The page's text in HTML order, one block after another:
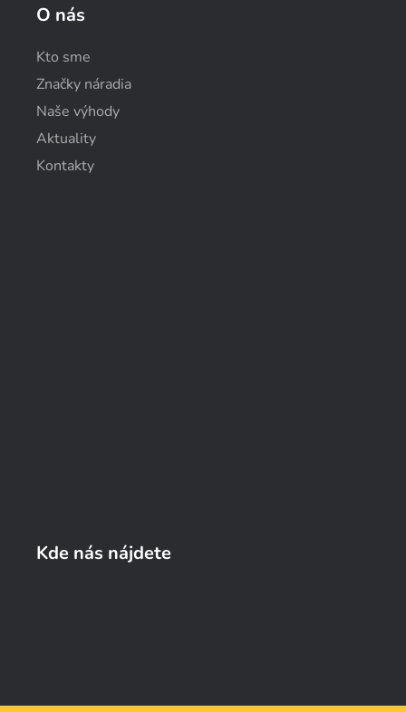
O nás
Kto sme
Značky náradia
Naše výhody
Aktuality
Kontakty
Kde nás nájdete